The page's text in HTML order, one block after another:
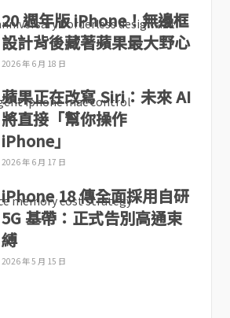
20 週年版 iPhone！無邊框
設計背後藏著蘋果最大野心
2026 年 6 月 18 日
蘋果正在改寫 Siri：未來 AI
將直接「幫你操作
iPhone」
2026 年 6 月 17 日
iPhone 18 傳全面採用自研
5G 基帶：正式告別高通束
縛
2026 年 5 月 15 日